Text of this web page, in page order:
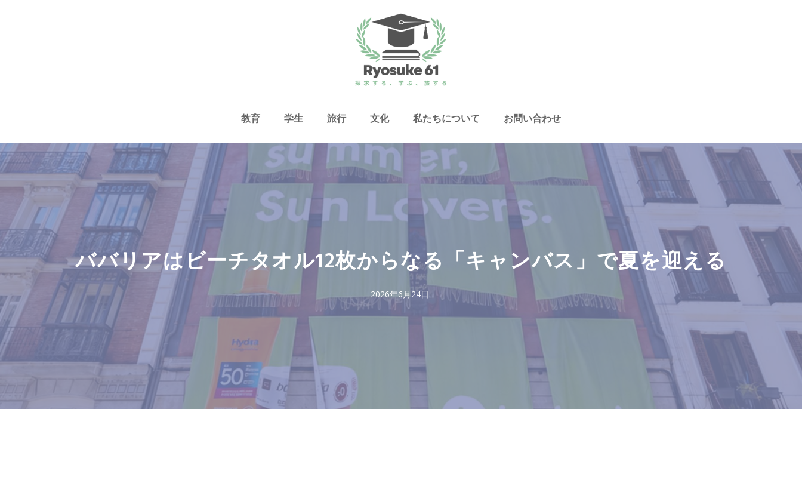
キ
ッ
教育 学生 旅行 文化 私たちについて お問い合わせ
ババリアはビーチタオル12枚からなる「キャンバス」で夏を迎える
2026年6月24日